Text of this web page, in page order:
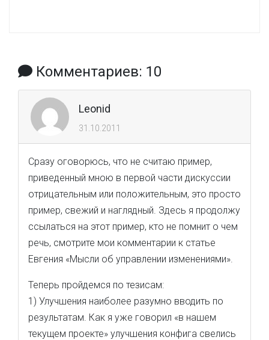
Комментариев: 10
Leonid
31.10.2011
Сразу оговорюсь, что не считаю пример,
приведенный мною в первой части дискуссии
отрицательным или положительным, это просто
пример, свежий и наглядный. Здесь я продолжу
ссылаться на этот пример, кто не помнит о чем
речь, смотрите мои комментарии к статье
Евгения «Мысли об управлении изменениями».
Теперь пройдемся по тезисам:
1) Улучшения наиболее разумно вводить по
результатам. Как я уже говорил «в нашем
текущем проекте» улучшения конфига свелись